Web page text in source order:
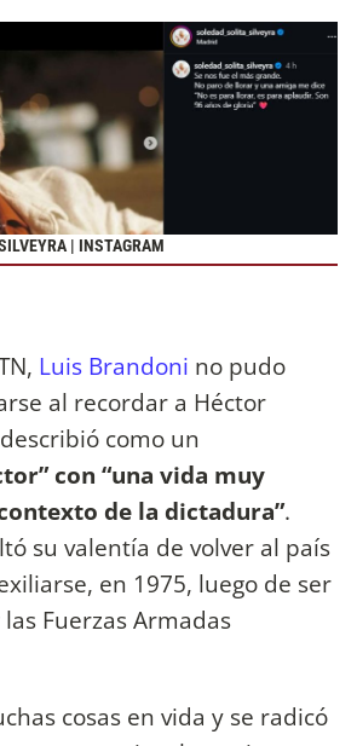
| INSTAGRAM
Luis Brandoni no pudo
al recordar a Héctor
como un
con “una vida muy
de la dictadura”.
su valentía de volver al país
en 1975, luego de ser
Fuerzas Armadas
cosas en vida y se radicó